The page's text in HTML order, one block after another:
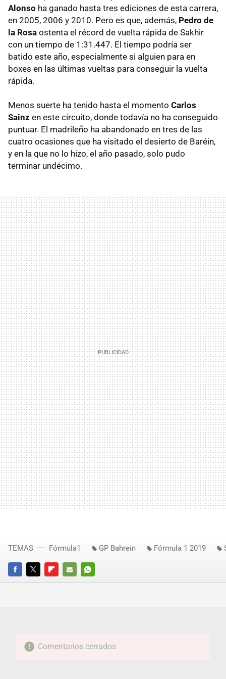
Alonso ha ganado hasta tres ediciones de esta carrera,
en 2005, 2006 y 2010. Pero es que, además, Pedro de
la Rosa ostenta el récord de vuelta rápida de Sakhir
con un tiempo de 1:31.447. El tiempo podría ser
batido este año, especialmente si alguien para en
boxes en las últimas vueltas para conseguir la vuelta
rápida.
Menos suerte ha tenido hasta el momento Carlos
Sainz en este circuito, donde todavía no ha conseguido
puntuar. El madrileño ha abandonado en tres de las
cuatro ocasiones que ha visitado el desierto de Baréin,
y en la que no lo hizo, el año pasado, solo pudo
terminar undécimo.
FACEBOOKTWITTERFLIPBOARD
E-
WHATSAPP
TEMAS Fórmula1 GP Bahrein Fórmula 1 2019
Comentarios cerrados